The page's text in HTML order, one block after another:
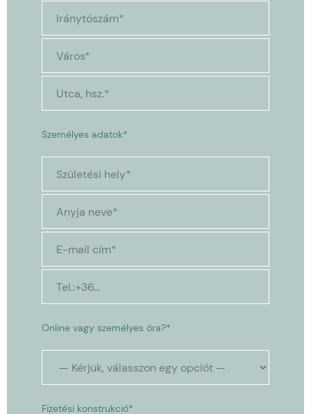
Személyes adatok*
Online vagy személyes óra?*
Fizetési konstrukció*